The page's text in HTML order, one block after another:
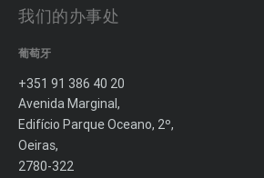
我们的办事处
葡萄牙
+351 91 386 40 20
Avenida Marginal,
Edifício Parque Oceano, 2º,
Oeiras,
2780-322